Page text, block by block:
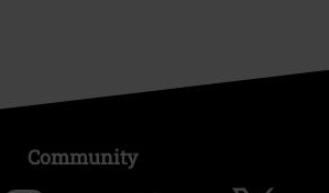
Community